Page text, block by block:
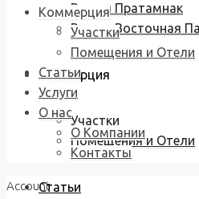
Виллы Пратамнак
Виллы Восточная
Коммерция
Участки
Помещения и Отели
Статьи
Коммерция
Участки
Помещения и Отели
Статьи
Услуги
О нас
О Компании
Контакты
Account